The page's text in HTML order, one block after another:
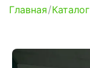
Главная Каталог